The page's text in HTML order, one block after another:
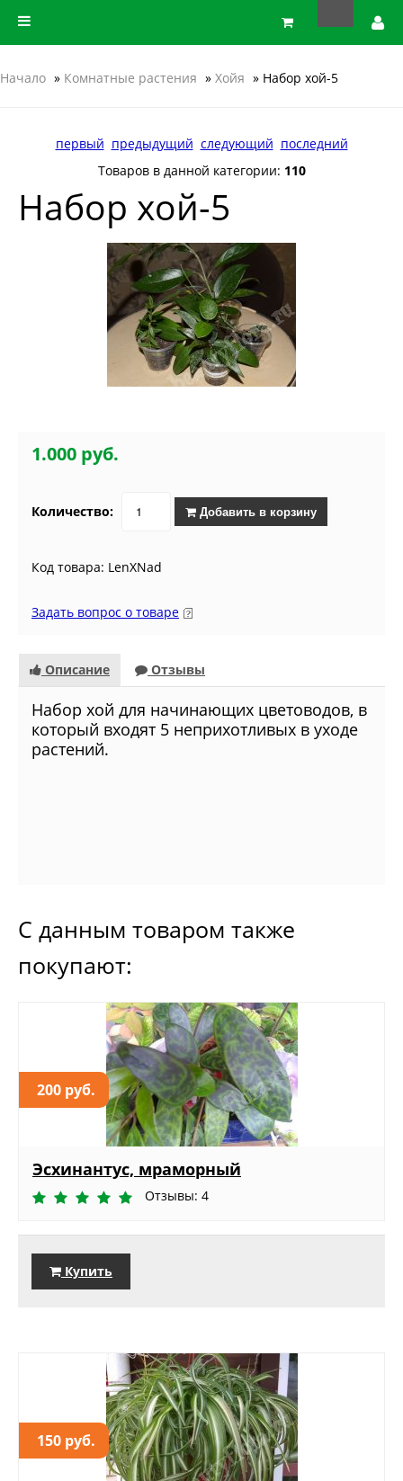
Начало » Комнатные растения » Хойя » Набор хой-5
первый предыдущий следующий последний
Товаров в данной категории: 110
Набор хой-5
1.000 руб.
Количество: Добавить в корзину
Код товара: LenXNad
Задать вопрос о товаре
Описание Отзывы
Набор хой для начинающих цветоводов, в
который входят 5 неприхотливых в уходе
растений.
С данным товаром также
покупают:
200 руб.
Эсхинантус, мраморный
Отзывы: 4
Купить
150 руб.